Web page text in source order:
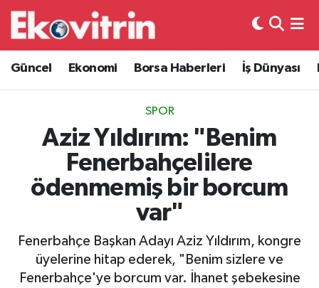
Güncel Ekonomi Borsa Haberleri İş Dünyası
SPOR
Aziz Yıldırım: "Benim
Fenerbahçelilere
ödenmemiş bir borcum
var"
Fenerbahçe Başkan Adayı Aziz Yıldırım, kongre
üyelerine hitap ederek, "Benim sizlere ve
Fenerbahçe'ye borcum var. İhanet şebekesine
Güncel
Ekonomi
Borsa Haberleri
İş Dünyası
Lojistik
Otovitrin
Asayiş
Hava Durumu
Trafik Durumu
Süper Lig Puan Durumu ve Fikstür
Tüm Manşetler
Son Dakika Haberleri
Haber Arşivi